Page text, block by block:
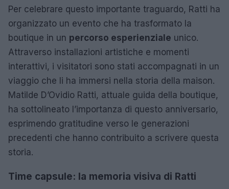
Per celebrare questo importante traguardo, Ratti ha
organizzato un evento che ha trasformato la
boutique in un percorso esperienziale unico.
Attraverso installazioni artistiche e momenti
interattivi, i visitatori sono stati accompagnati in un
viaggio che li ha immersi nella storia della maison.
Matilde D’Ovidio Ratti, attuale guida della boutique,
ha sottolineato l’importanza di questo anniversario,
esprimendo gratitudine verso le generazioni
precedenti che hanno contribuito a scrivere questa
storia.
Time capsule: la memoria visiva di Ratti